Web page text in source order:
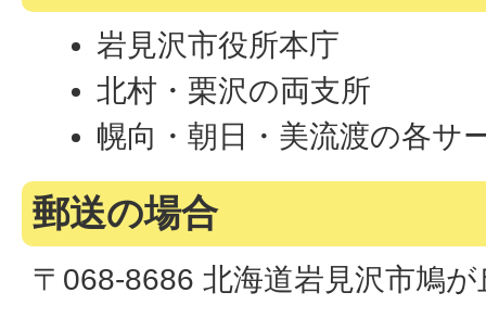
岩見沢市役所本庁
北村・栗沢の両支所
幌向・朝日・美流渡の各サ
郵送の場合
〒068-8686 北海道岩見沢市鳩